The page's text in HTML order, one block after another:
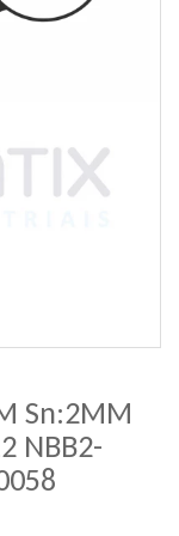
Sn:2MM
NBB2-